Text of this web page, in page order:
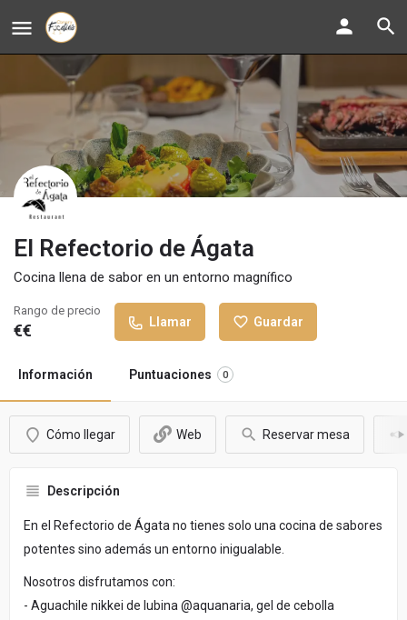
El Refectorio de Ágata
Cocina llena de sabor en un entorno magnífico
Rango de precio
€€ Llamar Guardar
Información Puntuaciones 0
Cómo llegar Web Reservar mesa
Descripción
En el Refectorio de Ágata no tienes solo una cocina de sabores
potentes sino además un entorno inigualable.
Nosotros disfrutamos con:
- Aguachile nikkei de lubina @aquanaria, gel de cebolla